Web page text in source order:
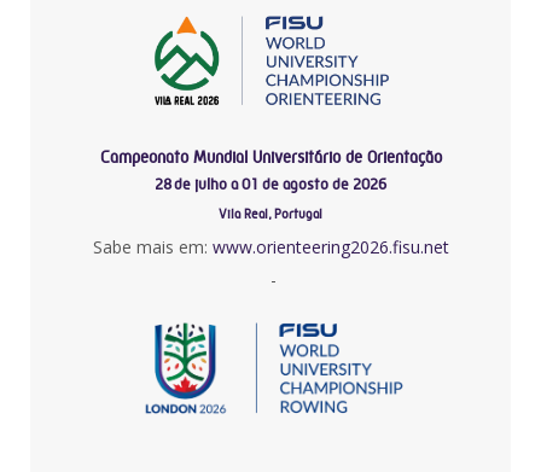
Campeonato Mundial Universitário de Orientação
28 de julho a 01 de agosto de 2026
Vila Real, Portugal
Sabe mais em: www.orienteering2026.fisu.net
-